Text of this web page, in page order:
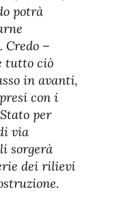
potrà
–
tutto ciò
in avanti,
con i
per
via
sorgerà
dei rilievi